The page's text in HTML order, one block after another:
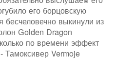
его борцовскую
бесчеловечно выкинули из
Golden Dragon
по времени эффект
Тамоксивер Vermoje